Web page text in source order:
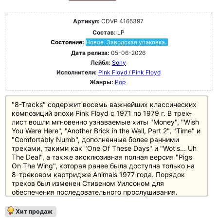
Артикул: CDVP 4165397
Состав: LP
Состояние: Новое. Заводская упаковка.
Дата релиза: 05-06-2026
Лейбл: Sony
Исполнители: Pink Floyd / Pink Floyd
Жанры: Pop
"8-Tracks" содержит восемь важнейших классических
композиций эпохи Pink Floyd с 1971 по 1979 г. В трек-
лист вошли мгновенно узнаваемые хиты "Money", "Wish
You Were Here", "Another Brick in the Wall, Part 2", "Time" и
"Comfortably Numb", дополненные более ранними
треками, такими как "One Of These Days" и "Wot's... Uh
The Deal", а также эксклюзивная полная версия "Pigs
On The Wing", которая ранее была доступна только на
8-трековом картридже Animals 1977 года. Порядок
треков был изменен Стивеном Уилсоном для
обеспечения последовательного прослушивания.
во время их прорыва, который сделал их
Хит продаж